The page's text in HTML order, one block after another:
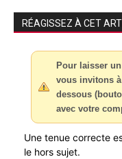
RÉAGISSEZ À CET
Pour laisser
vous invitons
dessous
avec votre
Une tenue correcte
le hors sujet.